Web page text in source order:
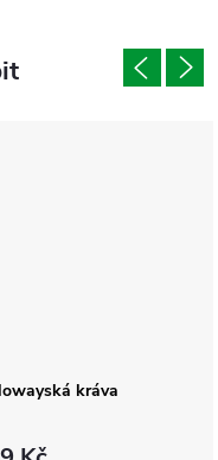
kráva